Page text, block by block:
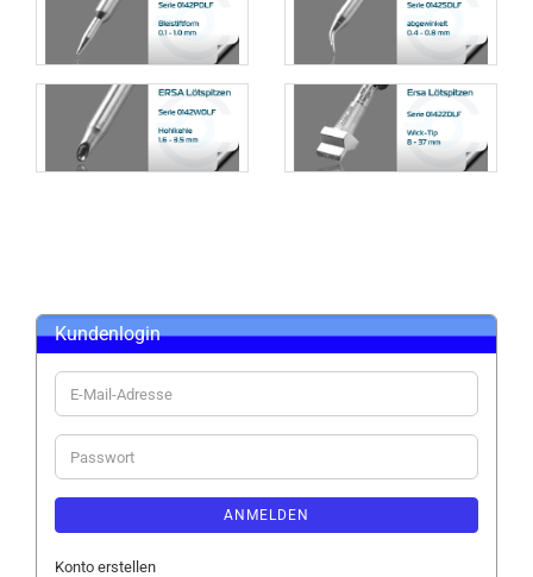
Kundenlogin
E-
Mail-
Adresse
Passwort
ANMELDEN
Konto erstellen